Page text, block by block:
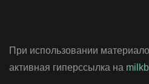
При использовании
активная гиперссылка на